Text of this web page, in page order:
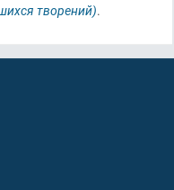
творений).